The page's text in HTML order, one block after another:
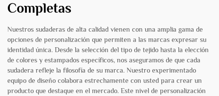
Completas
Nuestros sudaderas de alta calidad vienen con una amplia gama de
opciones de personalización que permiten a las marcas expresar su
identidad única. Desde la selección del tipo de tejido hasta la elección
de colores y estampados específicos, nos aseguramos de que cada
sudadera refleje la filosofía de su marca. Nuestro experimentado
equipo de diseño colabora estrechamente con usted para crear un
producto que destaque en el mercado. Este nivel de personalización